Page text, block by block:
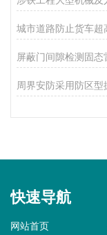
快速导航
网站首页